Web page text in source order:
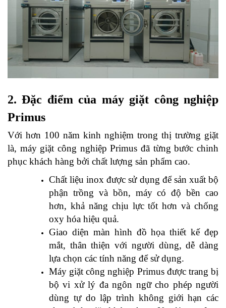
2.Đặc điểm của máy giặt công nghiệp
Primus
Với hơn 100 năm kinh nghiệm trong thị trường giặt
là, máy giặt công nghiệp Primus đã từng bước chinh
phục khách hàng bởi chất lượng sản phẩm cao.
Chất liệu inox được sử dụng để sản xuất bộ
phận trồng và bồn, máy có độ bền cao
hơn, khả năng chịu lực tốt hơn và chống
oxy hóa hiệu quả.
Giao diện màn hình đồ họa thiết kế đẹp
mắt, thân thiện với người dùng, dễ dàng
lựa chọn các tính năng để sử dụng.
Máy giặt công nghiệp Primus được trang bị
bộ vi xử lý đa ngôn ngữ cho phép người
dùng tự do lập trình không giới hạn các